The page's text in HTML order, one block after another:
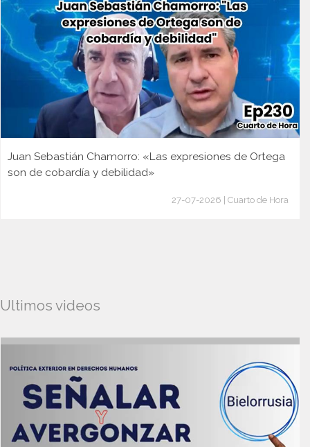
Juan Sebastián Chamorro: «Las expresiones de Ortega
son de cobardía y debilidad»
27-07-2026 | Cuarto de Hora
Ultimos videos